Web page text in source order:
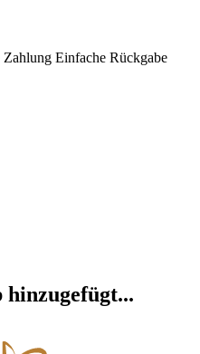
Zahlung Einfache Rückgabe